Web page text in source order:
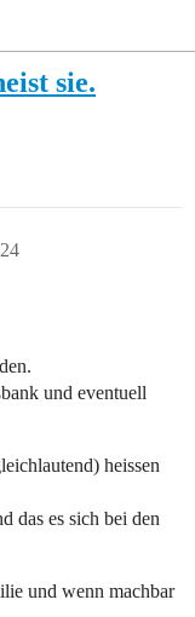
sie.
und eventuell
heissen
das es sich bei den
und wenn machbar